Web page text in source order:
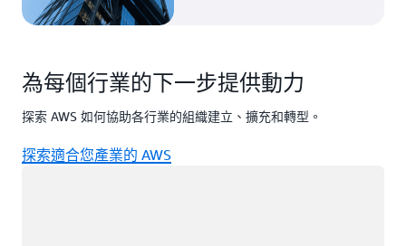
為每個行業的下一步提供動力
探索 AWS 如何協助各行業的組織建立、擴充和轉型。
探索適合您產業的 AWS